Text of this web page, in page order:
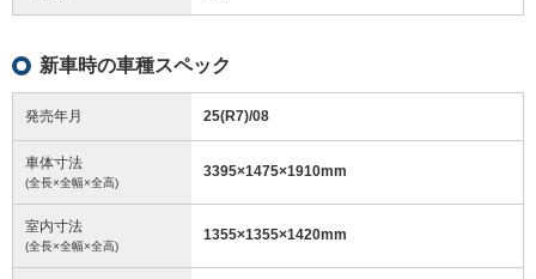
新車時の車種スペック
発売年月 25(R7)/08
車体寸法
(全長×全幅×全高)
3395×1475×1910mm
室内寸法
(全長×全幅×全高)
1355×1355×1420mm